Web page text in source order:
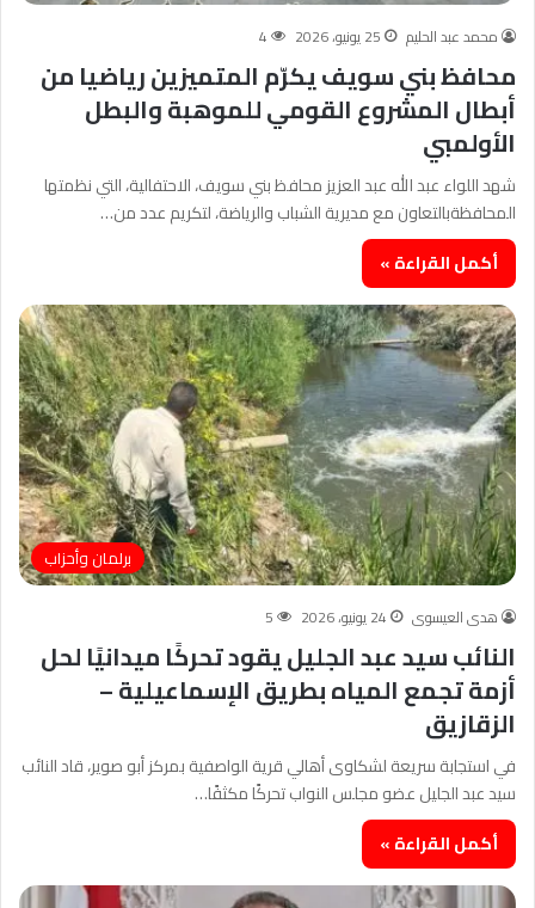
محمد عبد الحليم 25 يونيو، 2026 4
محافظ بني سويف يكرّم المتميزين رياضيا من
أبطال المشروع القومي للموهبة والبطل
الأولمبي
شهد اللواء عبد الله عبد العزيز محافظ بني سويف، الاحتفالية، التي نظمتها
المحافظةبالتعاون مع مديرية الشباب والرياضة، لتكريم عدد من…
أكمل القراءة »
برلمان وأحزاب
هدى العيسوى 24 يونيو، 2026 5
النائب سيد عبد الجليل يقود تحركًا ميدانيًا لحل
أزمة تجمع المياه بطريق الإسماعيلية –
الزقازيق
في استجابة سريعة لشكاوى أهالي قرية الواصفية بمركز أبو صوير، قاد النائب
سيد عبد الجليل عضو مجلس النواب تحركًا مكثفًا…
أكمل القراءة »